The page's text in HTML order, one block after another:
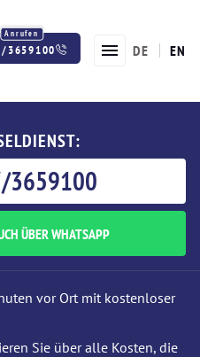
3659100 DE EN
3659100
ÜBER WHATSAPP
vor Ort mit kostenloser
Sie über alle Kosten, die